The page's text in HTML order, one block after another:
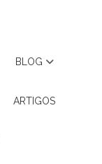
BLOG
ARTIGOS